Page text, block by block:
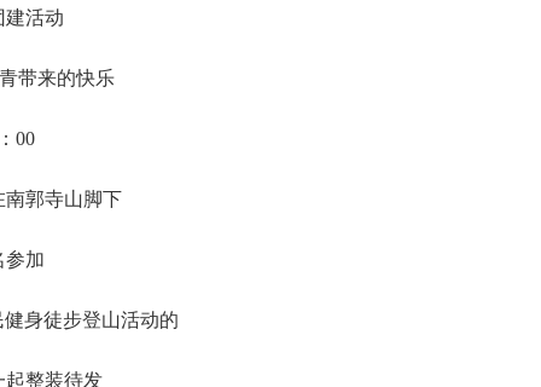
建活动
带来的快乐
00
南郭寺山脚下
参加
身徒步登山活动的
起整装待发